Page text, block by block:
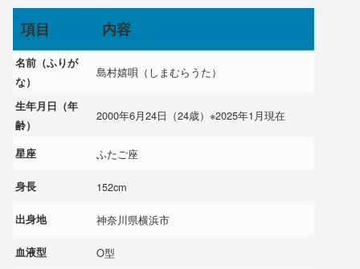
項目 内容
名前（ふりが
な）
島村嬉唄（しまむらうた）
生年月日（年
齢）
2000年6月24日（24歳）※2025年1月現在
星座 ふたご座
身長 152cm
出身地 神奈川県横浜市
血液型 O型